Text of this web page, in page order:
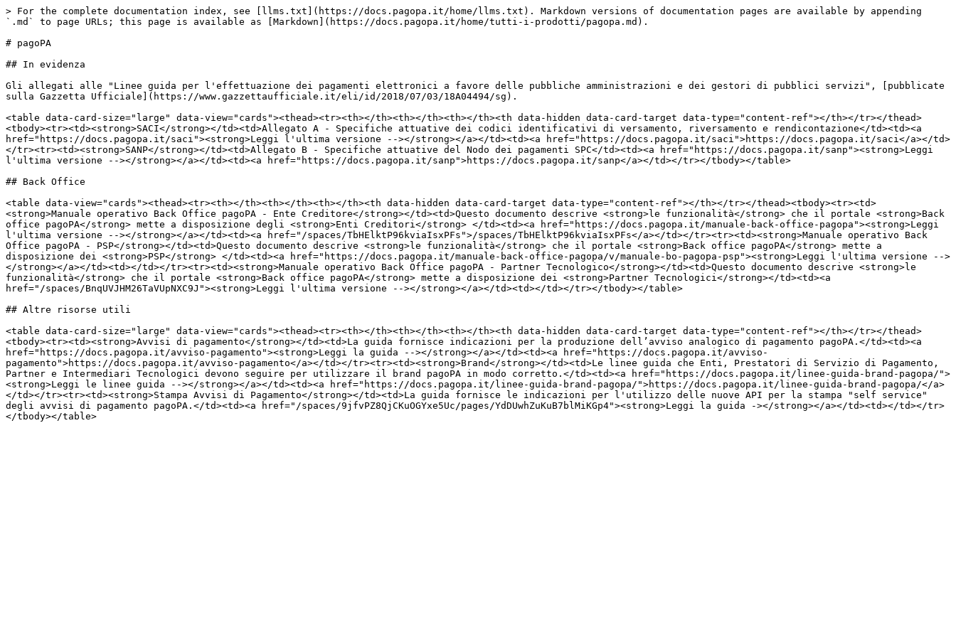
> For the complete documentation index, see [llms.txt](https://docs.pagopa.it/home/llms.txt). Markdown versions of documentation pages are available by appending
`.md` to page URLs; this page is available as [Markdown](https://docs.pagopa.it/home/tutti-i-prodotti/pagopa.md).
# pagoPA
## In evidenza
Gli allegati alle "Linee guida per l'effettuazione dei pagamenti elettronici a favore delle pubbliche amministrazioni e dei gestori di pubblici servizi", [pubblicate
sulla Gazzetta Ufficiale](https://www.gazzettaufficiale.it/eli/id/2018/07/03/18A04494/sg).
<table data-card-size="large" data-view="cards"><thead><tr><th></th><th></th><th></th><th data-hidden data-card-target data-type="content-ref"></th></tr></thead>
<tbody><tr><td><strong>SACI</strong></td><td>Allegato A - Specifiche attuative dei codici identificativi di versamento, riversamento e rendicontazione</td><td><a
href="https://docs.pagopa.it/saci"><strong>Leggi l'ultima versione --></strong></a></td><td><a href="https://docs.pagopa.it/saci">https://docs.pagopa.it/saci</a></td>
</tr><tr><td><strong>SANP</strong></td><td>Allegato B - Specifiche attuative del Nodo dei pagamenti SPC</td><td><a href="https://docs.pagopa.it/sanp"><strong>Leggi
l'ultima versione --></strong></a></td><td><a href="https://docs.pagopa.it/sanp">https://docs.pagopa.it/sanp</a></td></tr></tbody></table>
## Back Office
<table data-view="cards"><thead><tr><th></th><th></th><th></th><th data-hidden data-card-target data-type="content-ref"></th></tr></thead><tbody><tr><td>
<strong>Manuale operativo Back Office pagoPA - Ente Creditore</strong></td><td>Questo documento descrive <strong>le funzionalità</strong> che il portale <strong>Back
office pagoPA</strong> mette a disposizione degli <strong>Enti Creditori</strong> </td><td><a href="https://docs.pagopa.it/manuale-back-office-pagopa"><strong>Leggi
l'ultima versione --></strong></a></td><td><a href="/spaces/TbHElktP96kviaIsxPFs">/spaces/TbHElktP96kviaIsxPFs</a></td></tr><tr><td><strong>Manuale operativo Back
Office pagoPA - PSP</strong></td><td>Questo documento descrive <strong>le funzionalità</strong> che il portale <strong>Back office pagoPA</strong> mette a
disposizione dei <strong>PSP</strong> </td><td><a href="https://docs.pagopa.it/manuale-back-office-pagopa/v/manuale-bo-pagopa-psp"><strong>Leggi l'ultima versione -->
</strong></a></td><td></td></tr><tr><td><strong>Manuale operativo Back Office pagoPA - Partner Tecnologico</strong></td><td>Questo documento descrive <strong>le
funzionalità</strong> che il portale <strong>Back office pagoPA</strong> mette a disposizione dei <strong>Partner Tecnologici</strong></td><td><a
href="/spaces/BnqUVJHM26TaVUpNXC9J"><strong>Leggi l'ultima versione --></strong></a></td><td></td></tr></tbody></table>
## Altre risorse utili
<table data-card-size="large" data-view="cards"><thead><tr><th></th><th></th><th></th><th data-hidden data-card-target data-type="content-ref"></th></tr></thead>
<tbody><tr><td><strong>Avvisi di pagamento</strong></td><td>La guida fornisce indicazioni per la produzione dell’avviso analogico di pagamento pagoPA.</td><td><a
href="https://docs.pagopa.it/avviso-pagamento"><strong>Leggi la guida --></strong></a></td><td><a href="https://docs.pagopa.it/avviso-
pagamento">https://docs.pagopa.it/avviso-pagamento</a></td></tr><tr><td><strong>Brand</strong></td><td>Le linee guida che Enti, Prestatori di Servizio di Pagamento,
Partner e Intermediari Tecnologici devono seguire per utilizzare il brand pagoPA in modo corretto.</td><td><a href="https://docs.pagopa.it/linee-guida-brand-pagopa/">
<strong>Leggi le linee guida --></strong></a></td><td><a href="https://docs.pagopa.it/linee-guida-brand-pagopa/">https://docs.pagopa.it/linee-guida-brand-pagopa/</a>
</td></tr><tr><td><strong>Stampa Avvisi di Pagamento</strong></td><td>La guida fornisce le indicazioni per l'utilizzo delle nuove API per la stampa "self service"
degli avvisi di pagamento pagoPA.</td><td><a href="/spaces/9jfvPZ8QjCKuOGYxe5Uc/pages/YdDUwhZuKuB7blMiKGp4"><strong>Leggi la guida -></strong></a></td><td></td></tr>